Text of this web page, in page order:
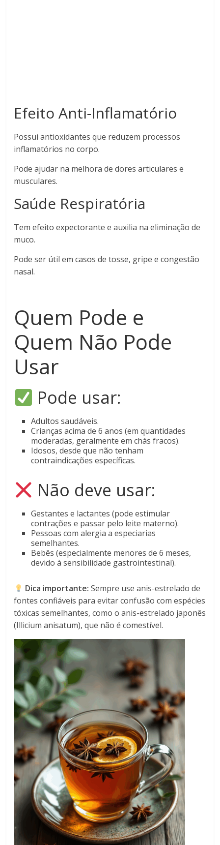
Efeito Anti-Inflamatório
Possui antioxidantes que reduzem processos
inflamatórios no corpo.
Pode ajudar na melhora de dores articulares e
musculares.
Saúde Respiratória
Tem efeito expectorante e auxilia na eliminação de
muco.
Pode ser útil em casos de tosse, gripe e congestão
nasal.
Quem Pode e
Quem Não Pode
Usar
Pode usar:
Adultos saudáveis.
Crianças acima de 6 anos (em quantidades
moderadas, geralmente em chás fracos).
Idosos, desde que não tenham
contraindicações específicas.
Não deve usar:
Gestantes e lactantes (pode estimular
contrações e passar pelo leite materno).
Pessoas com alergia a especiarias
semelhantes.
Bebês (especialmente menores de 6 meses,
devido à sensibilidade gastrointestinal).
Dica importante: Sempre use anis-estrelado de
fontes confiáveis para evitar confusão com espécies
tóxicas semelhantes, como o anis-estrelado japonês
(Illicium anisatum), que não é comestível.